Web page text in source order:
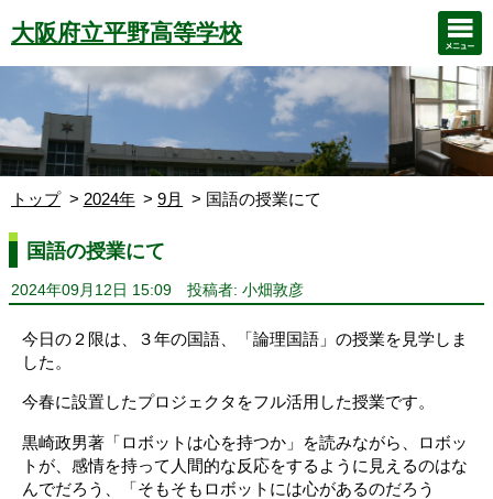
大阪府立平野高等学校
トップ 2024年 9月 国語の授業にて
国語の授業にて
2024年09月12日 15:09 投稿者: 小畑敦彦
今日の２限は、３年の国語、「論理国語」の授業を見学しま
した。
今春に設置したプロジェクタをフル活用した授業です。
黒崎政男著「ロボットは心を持つか」を読みながら、ロボッ
トが、感情を持って人間的な反応をするように見えるのはな
んでだろう、「そもそもロボットには心があるのだろう